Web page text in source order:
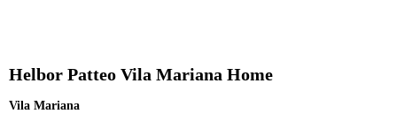
Helbor Patteo Vila Mariana Home
Vila Mariana